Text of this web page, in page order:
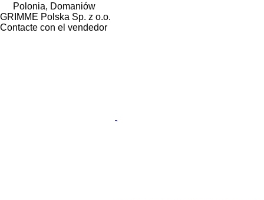
Polonia, Domaniów
GRIMME Polska Sp. z o.o.
Contacte con el vendedor